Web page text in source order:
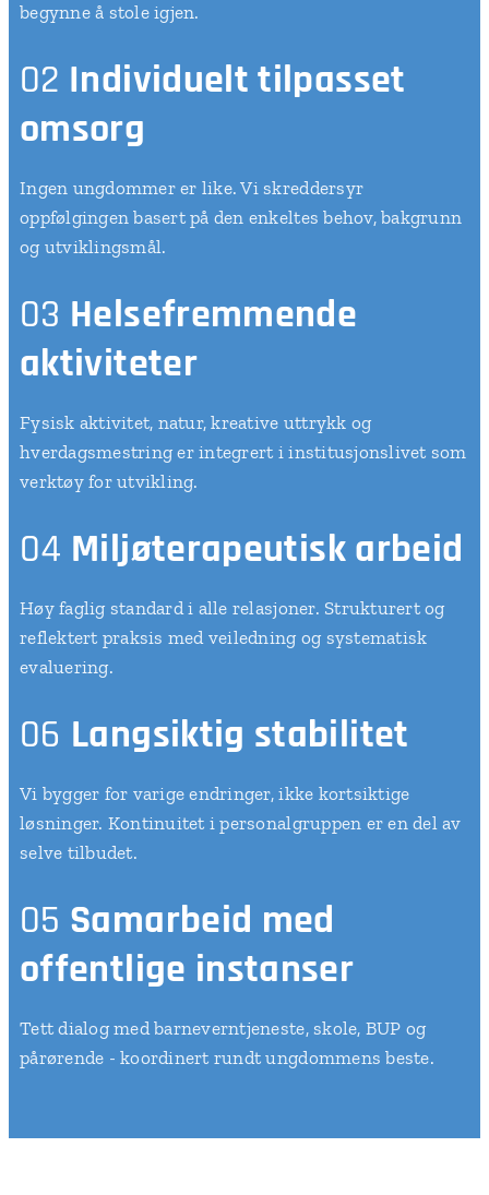
begynne å stole igjen.
02 Individuelt tilpasset
omsorg
Ingen ungdommer er like. Vi skreddersyr
oppfølgingen basert på den enkeltes behov, bakgrunn
og utviklingsmål.
03 Helsefremmende
aktiviteter
Fysisk aktivitet, natur, kreative uttrykk og
hverdagsmestring er integrert i institusjonslivet som
verktøy for utvikling.
04 Miljøterapeutisk arbeid
Høy faglig standard i alle relasjoner. Strukturert og
reflektert praksis med veiledning og systematisk
evaluering.
06 Langsiktig stabilitet
Vi bygger for varige endringer, ikke kortsiktige
løsninger. Kontinuitet i personalgruppen er en del av
selve tilbudet.
05 Samarbeid med
offentlige instanser
Tett dialog med barneverntjeneste, skole, BUP og
pårørende - koordinert rundt ungdommens beste.